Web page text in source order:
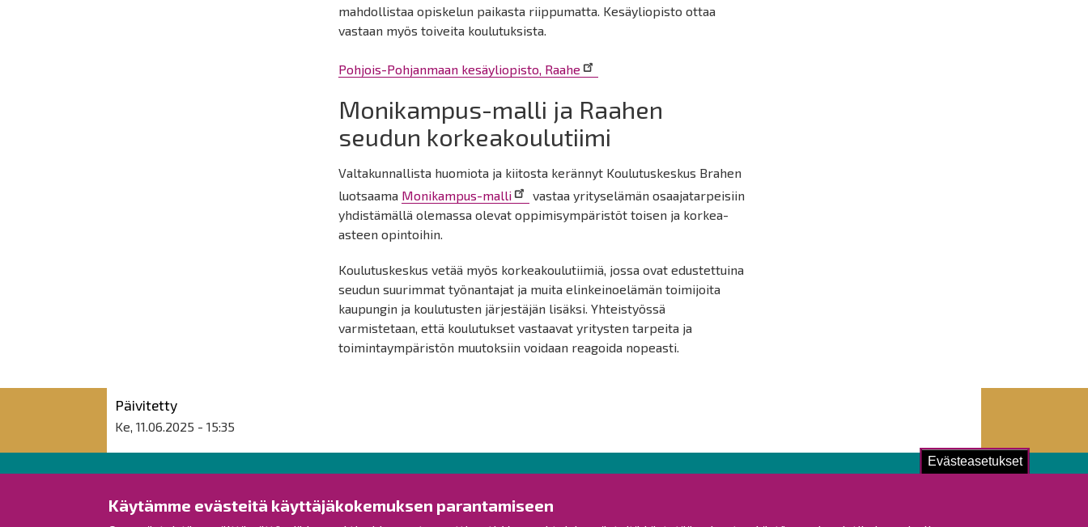
Evästeasetukset
Käytämme evästeitä käyttäjäkokemuksen parantamiseen
mahdollistaa opiskelun paikasta riippumatta. Kesäyliopisto ottaa
vastaan myös toiveita koulutuksista.
Pohjois-Pohjanmaan kesäyliopisto, Raahe
Monikampus-malli ja Raahen
seudun korkeakoulutiimi
Valtakunnallista huomiota ja kiitosta kerännyt Koulutuskeskus Brahen
luotsaama Monikampus-malli
vastaa yrityselämän osaajatarpeisiin
yhdistämällä olemassa olevat oppimisympäristöt toisen ja korkea-
asteen opintoihin.
Koulutuskeskus vetää myös korkeakoulutiimiä, jossa ovat edustettuina
seudun suurimmat työnantajat ja muita elinkeinoelämän toimijoita
kaupungin ja koulutusten järjestäjän lisäksi. Yhteistyössä
varmistetaan, että koulutukset vastaavat yritysten tarpeita ja
toimintaympäristön muutoksiin voidaan reagoida nopeasti.
Päivitetty
Ke, 11.06.2025 - 15:35
Raahen kaupunki Ota yhteyttä!